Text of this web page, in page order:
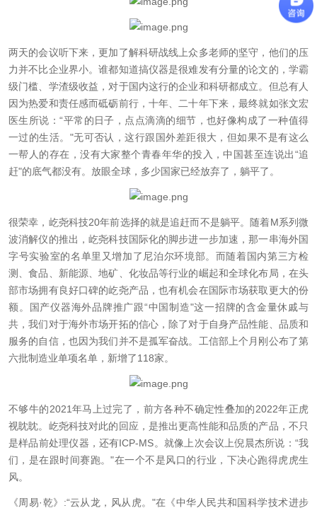
两天的会议听下来，更加了解科研战线上众多老师的坚守，他们的压
力并不比企业界小。谁都知道搞仪器是很难发有分量的论文的，学霸
级门槛、学渣级收益，对于国内这行的企业和科研都成立。但总有人
因为热爱和责任感而砥砺前行，十年、二十年下来，最终就如张文宏
医生所说：“平常的日子，点点滴滴的细节，也好像构成了一种值得
一过的生活。"无可否认，这行跟国外差距很大，但如果不是有这么
一帮人的存在，没有大家整个青春年华的投入，中国甚至连说出“追
赶"的底气都没有。放眼全球，多少国家已经放弃了，躺平了。
很荣幸，屹尧科技20年前选择的就是追赶而不是躺平。随着M系列微
波消解仪的推出，屹尧科技国际化的脚步进一步加速，那一串海外国
字号实验室的名单里又增加了尼泊尔环境部。而随着国内第三方检
测、食品、新能源、地矿、化妆品等行业的崛起和全球化布局，在头
部市场拥有良好口碑的屹尧产品，也有机会在国际市场获取更大的份
额。国产仪器海外品牌推广跟“中国制造"这一招牌的含金量休戚与
共，我们对于海外市场开拓的信心，除了对于自身产品性能、品质和
服务的自信，也因为我们并不是孤军奋战。工信部上个月刚公布了第
六批制造业单项名单，新增了118家。
不够牛的2021年马上过完了，前方各种不确定性叠加的2022年正虎
视眈眈。屹尧科技对此的回应，是推出更高性能和品质的产品，不只
是样品前处理仪器，还有ICP-MS。就像上次会议上倪晨杰所说：“我
们，是在跟时间赛跑。"在一个不是风口的行业，下决心跑得虎虎生
风。
《周易·乾》:“云从龙，风从虎。"在《中华人民共和国科学技术进步